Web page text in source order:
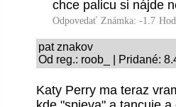
chce palicu si nájde
Odpovedať Známka: -1.7
pat znakov
Od reg.: roob_ | Pridané:
Katy Perry ma teraz